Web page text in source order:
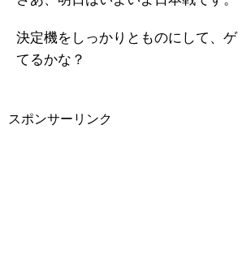
決定機をしっかりとものにして、
てるかな？
スポンサーリンク